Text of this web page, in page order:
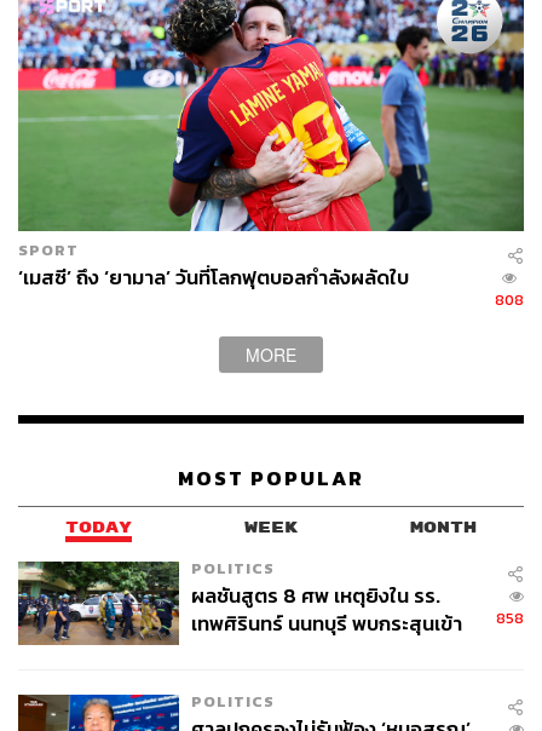
TAGS: มวยปล้ำ นักฟุตบอล
WWE SmackDown
ABOUT THE AUTHOR
อดิเรกคือการสัมภาษณ์ BNK48
SPORT
‘เมสซี’ ถึง ‘ยามาล’ วันที่โลกฟุตบอลกำลังผลัดใบ
808
MORE
MOST POPULAR
TODAY WEEK MONTH
POLITICS
ผลชันสูตร 8 ศพ เหตุยิงใน รร.
เทพศิรินทร์ นนทบุรี พบกระสุนเข้า
858
POLITICS